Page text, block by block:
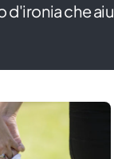
d'ironia che
di diventare